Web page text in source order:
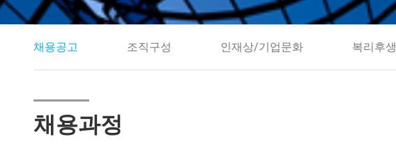
채용공고 조직구성 인재상/기업문화 복리후생
채용과정